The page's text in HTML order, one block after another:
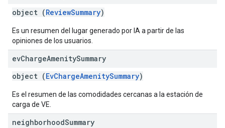
object (ReviewSummary)
Es un resumen del lugar generado por IA a partir de las
opiniones de los usuarios.
evChargeAmenitySummary
object (EvChargeAmenitySummary)
Es el resumen de las comodidades cercanas a la estación de
carga de VE.
neighborhoodSummary